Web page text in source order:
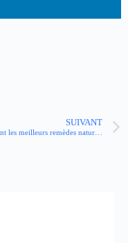
SUIVANT
Quels sont les meilleurs remèdes naturels contre l’hypertension ?